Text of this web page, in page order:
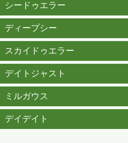
シードゥエラー
ディープシー
スカイドゥエラー
デイトジャスト
ミルガウス
デイデイト